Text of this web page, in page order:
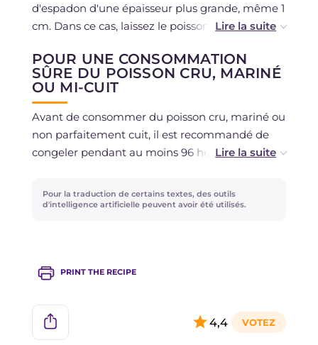
d'espadon d'une épaisseur plus grande, même 1
cm. Dans ce cas, laissez le poisson au four
Vous pouvez utiliser la marinade aussi pour
d'autres poissons comme des filets de plie ou de
perche, ou bien pour faire un carpaccio de
saumon ou de thon.
Si vous aimez le carpaccio cru, alors éliminez le
passage au four et servez votre carpaccio après
POUR UNE CONSOMMATION
SÛRE DU POISSON CRU, MARINÉ
OU MI-CUIT
Avant de consommer du poisson cru, mariné ou
non parfaitement cuit, il est recommandé de
congeler pendant au moins 96 heures à -18
marqué de 3 étoiles ou plus, conformément aux
lignes directrices du Ministère de la Santé
Pour la traduction de certains textes, des outils
d'intelligence artificielle peuvent avoir été utilisés.
PRINT THE RECIPE
4,4